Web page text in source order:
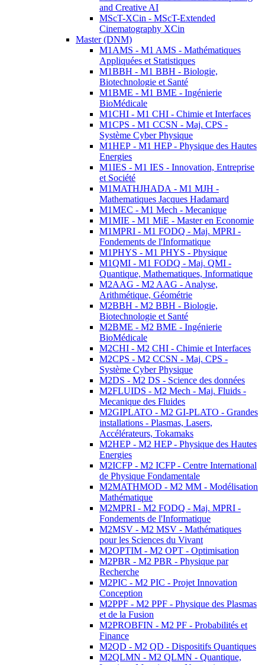
and Creative AI
MScT-XCin - MScT-Extended
Cinematography XCin
Master (DNM)
M1AMS - M1 AMS - Mathématiques
Appliquées et Statistiques
M1BBH - M1 BBH - Biologie,
Biotechnologie et Santé
M1BME - M1 BME - Ingénierie
BioMédicale
M1CHI - M1 CHI - Chimie et Interfaces
M1CPS - M1 CCSN - Maj. CPS -
Système Cyber Physique
M1HEP - M1 HEP - Physique des Hautes
Energies
M1IES - M1 IES - Innovation, Entreprise
et Société
M1MATHJHADA - M1 MJH -
Mathematiques Jacques Hadamard
M1MEC - M1 Mech - Mecanique
M1MIE - M1 MiE - Master en Economie
M1MPRI - M1 FODQ - Maj. MPRI -
Fondements de l'Informatique
M1PHYS - M1 PHYS - Physique
M1QMI - M1 FODQ - Maj. QMI -
Quantique, Mathematiques, Informatique
M2AAG - M2 AAG - Analyse,
Arithmétique, Géométrie
M2BBH - M2 BBH - Biologie,
Biotechnologie et Santé
M2BME - M2 BME - Ingénierie
BioMédicale
M2CHI - M2 CHI - Chimie et Interfaces
M2CPS - M2 CCSN - Maj. CPS -
Système Cyber Physique
M2DS - M2 DS - Science des données
M2FLUIDS - M2 Mech - Maj. Fluids -
Mecanique des Fluides
M2GIPLATO - M2 GI-PLATO - Grandes
installations - Plasmas, Lasers,
Accélérateurs, Tokamaks
M2HEP - M2 HEP - Physique des Hautes
Energies
M2ICFP - M2 ICFP - Centre International
de Physique Fondamentale
M2MATHMOD - M2 MM - Modélisation
Mathématique
M2MPRI - M2 FODQ - Maj. MPRI -
Fondements de l'Informatique
M2MSV - M2 MSV - Mathématiques
pour les Sciences du Vivant
M2OPTIM - M2 OPT - Optimisation
M2PBR - M2 PBR - Physique par
Recherche
M2PIC - M2 PIC - Projet Innovation
Conception
M2PPF - M2 PPF - Physique des Plasmas
et de la Fusion
M2PROBFIN - M2 PF - Probabilités et
Finance
M2QD - M2 QD - Dispositifs Quantiques
M2QLMN - M2 QLMN - Quantique,